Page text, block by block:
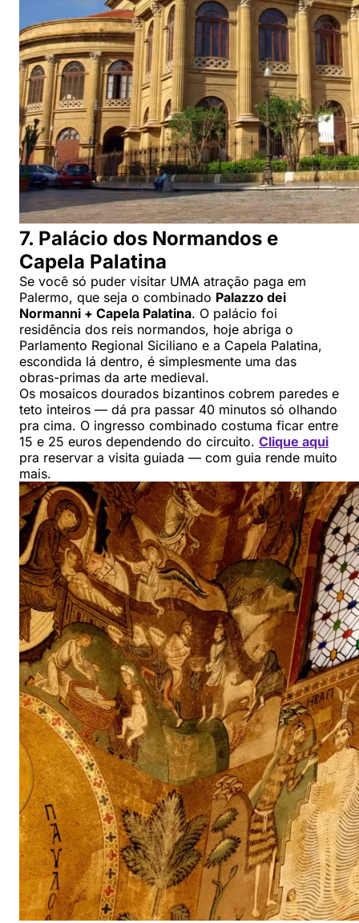
7. Palácio dos Normandos e
Capela Palatina
Se você só puder visitar UMA atração paga em
Palermo, que seja o combinado Palazzo dei
Normanni + Capela Palatina. O palácio foi
residência dos reis normandos, hoje abriga o
Parlamento Regional Siciliano e a Capela Palatina,
escondida lá dentro, é simplesmente uma das
obras-primas da arte medieval.
Os mosaicos dourados bizantinos cobrem paredes e
teto inteiros — dá pra passar 40 minutos só olhando
pra cima. O ingresso combinado costuma ficar entre
15 e 25 euros dependendo do circuito. Clique aqui
pra reservar a visita guiada — com guia rende muito
mais.